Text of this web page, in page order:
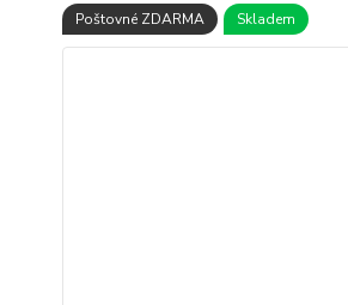
Poštovné ZDARMA Skladem